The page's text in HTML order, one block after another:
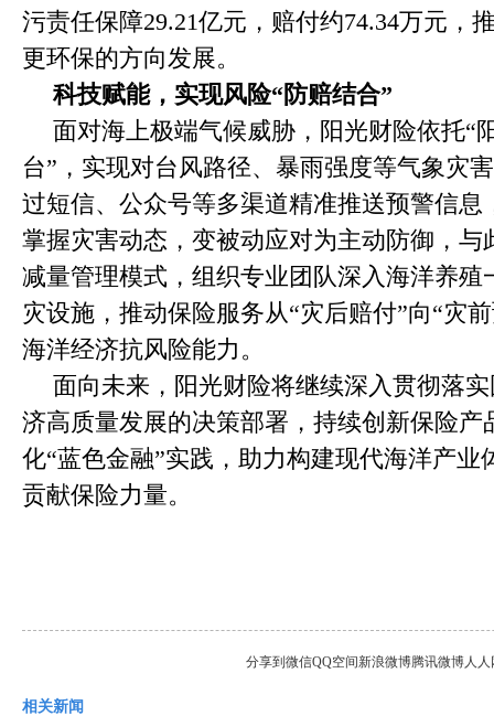
污责任保障29.21亿元，赔付约74.34万元，
更环保的方向发展。
科技赋能，实现风险“防赔结合”
面对海上极端气候威胁，阳光财险依托“
台”，实现对台风路径、暴雨强度等气象灾
过短信、公众号等多渠道精准推送预警信息
掌握灾害动态，变被动应对为主动防御，与
减量管理模式，组织专业团队深入海洋养殖
灾设施，推动保险服务从“灾后赔付”向“灾
海洋经济抗风险能力。
面向未来，阳光财险将继续深入贯彻落
济高质量发展的决策部署，持续创新保险产
化“蓝色金融”实践，助力构建现代海洋产业
贡献保险力量。
分享到 微信QQ空间新浪微博腾讯微博人人
相关新闻